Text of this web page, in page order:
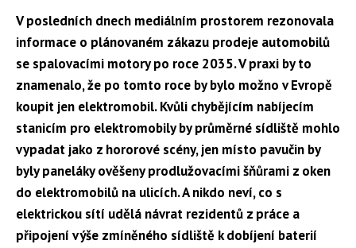
V posledních dnech mediálním prostorem rezonovala
informace o plánovaném zákazu prodeje automobilů
se spalovacími motory po roce 2035. V praxi by to
znamenalo, že po tomto roce by bylo možno v Evropě
koupit jen elektromobil. Kvůli chybějícím nabíjecím
stanicím pro elektromobily by průměrné sídliště mohlo
vypadat jako z hororové scény, jen místo pavučin by
byly paneláky ověšeny prodlužovacími šňůrami z oken
do elektromobilů na ulicích. A nikdo neví, co s
elektrickou sítí udělá návrat rezidentů z práce a
připojení výše zmíněného sídliště k dobíjení baterií